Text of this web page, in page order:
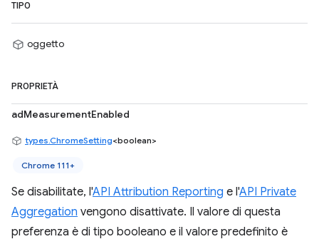
TIPO
oggetto
PROPRIETÀ
adMeasurementEnabled
types.ChromeSetting<boolean>
Chrome 111+
Se disabilitate, l'API Attribution Reporting e l'API Private
Aggregation vengono disattivate. Il valore di questa
preferenza è di tipo booleano e il valore predefinito è